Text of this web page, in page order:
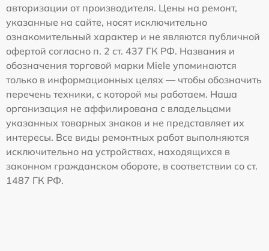
авторизации от производителя. Цены на ремонт,
указанные на сайте, носят исключительно
ознакомительный характер и не являются публичной
офертой согласно п. 2 ст. 437 ГК РФ. Названия и
обозначения торговой марки Miele упоминаются
только в информационных целях — чтобы обозначить
перечень техники, с которой мы работаем. Наша
организация не аффилирована с владельцами
указанных товарных знаков и не представляет их
интересы. Все виды ремонтных работ выполняются
исключительно на устройствах, находящихся в
законном гражданском обороте, в соответствии со ст.
1487 ГК РФ.